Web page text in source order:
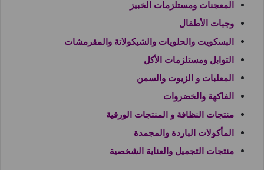
المعجنات ومستلزمات الخبيز
وجبات الأطفال
البسكويت والحلويات والشيكولاتة والمقرمشات
التوابل ومستلزمات الأكل
المعلبات و الزيوت والسمن
الفاكهة والخضروات
منتجات النظافة و المنتجات الورقية
المأكولات الباردة والمجمدة
منتجات التجميل والعناية الشخصية